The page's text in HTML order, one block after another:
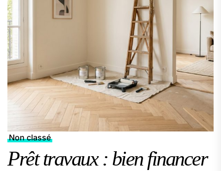
Non classé
Prêt travaux : bien financer